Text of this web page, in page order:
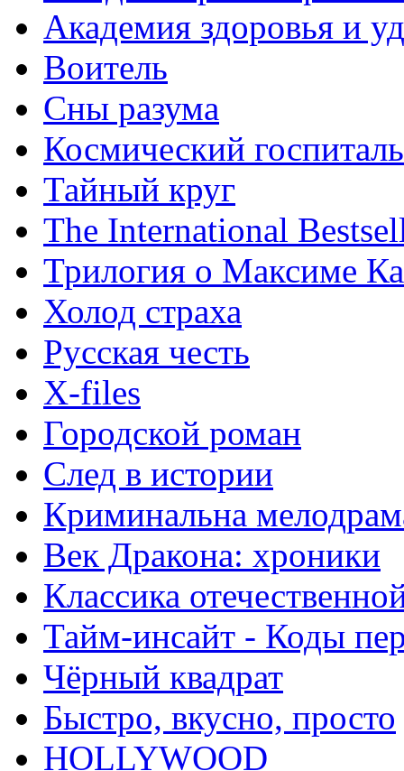
Академия здоровья и
Воитель
Сны разума
Космический госпиталь
Тайный круг
The International
Трилогия о Максиме
Холод страха
Русская честь
X-files
Городской роман
След в истории
Криминальна
Век Дракона: хроники
Классика
Тайм-инсайт - Коды
Чёрный квадрат
Быстро, вкусно, просто
HOLLYWOOD